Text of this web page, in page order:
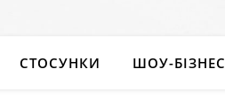
СТОСУНКИ ШОУ-БІЗНЕС